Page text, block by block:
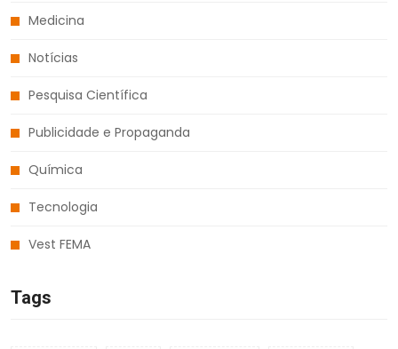
Medicina
Notícias
Pesquisa Científica
Publicidade e Propaganda
Química
Tecnologia
Vest FEMA
Tags